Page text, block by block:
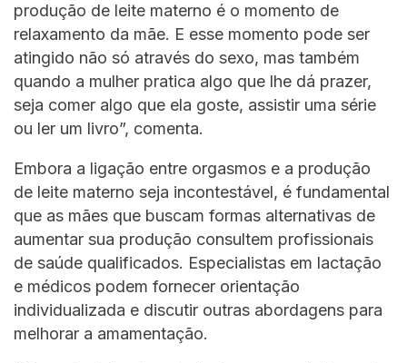
produção de leite materno é o momento de
relaxamento da mãe. E esse momento pode ser
atingido não só através do sexo, mas também
quando a mulher pratica algo que lhe dá prazer,
seja comer algo que ela goste, assistir uma série
ou ler um livro”, comenta.
Embora a ligação entre orgasmos e a produção
de leite materno seja incontestável, é fundamental
que as mães que buscam formas alternativas de
aumentar sua produção consultem profissionais
de saúde qualificados. Especialistas em lactação
e médicos podem fornecer orientação
individualizada e discutir outras abordagens para
melhorar a amamentação.